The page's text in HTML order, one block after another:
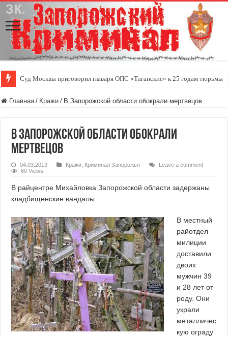
Суд Москвы приговорил главаря ОПС «Таганские» к 25 годам тюрьмы
Главная / Кражи / В Запорожской области обокрали мертвецов
В Запорожской области обокрали
мертвецов
04.03.2013 Кражи Криминал Запорожья
Leave a comment
60 Views
В райцентре Михайловка Запорожской области задержаны
кладбищенские вандалы.
В местный
райотдел
милиции
доставили
двоих
мужчин 39
и 28 лет от
роду. Они
украли
металличес
кую ограду